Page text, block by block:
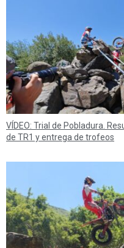
VÍDEO: Trial de Pobladura.
de TR1 y entrega de trofeos